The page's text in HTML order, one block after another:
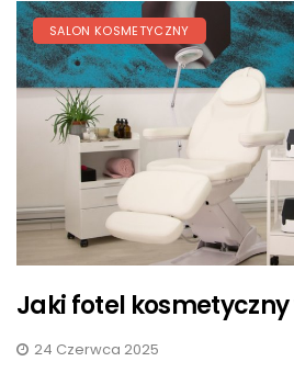
SALON KOSMETYCZNY
Jaki fotel
24 Czerwca 2025